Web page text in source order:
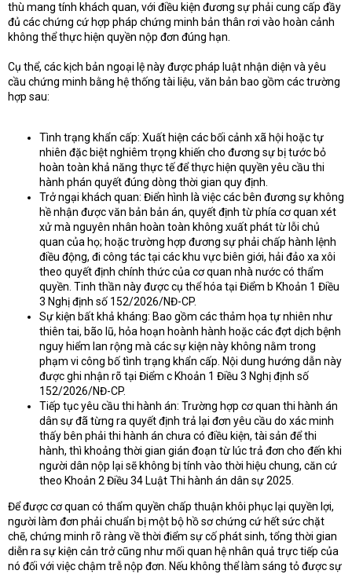
thù mang tính khách quan, với điều kiện đương sự phải cung cấp đầy
đủ các chứng cứ hợp pháp chứng minh bản thân rơi vào hoàn cảnh
không thể thực hiện quyền nộp đơn đúng hạn.
Cụ thể, các kịch bản ngoại lệ này được pháp luật nhận diện và yêu
cầu chứng minh bằng hệ thống tài liệu, văn bản bao gồm các trường
hợp sau:
Tình trạng khẩn cấp: Xuất hiện các bối cảnh xã hội hoặc tự
nhiên đặc biệt nghiêm trọng khiến cho đương sự bị tước bỏ
hoàn toàn khả năng thực tế để thực hiện quyền yêu cầu thi
hành phán quyết đúng dòng thời gian quy định.
Trở ngại khách quan: Điển hình là việc các bên đương sự không
hề nhận được văn bản bản án, quyết định từ phía cơ quan xét
xử mà nguyên nhân hoàn toàn không xuất phát từ lỗi chủ
quan của họ; hoặc trường hợp đương sự phải chấp hành lệnh
điều động, đi công tác tại các khu vực biên giới, hải đảo xa xôi
theo quyết định chính thức của cơ quan nhà nước có thẩm
quyền. Tinh thần này được cụ thể hóa tại Điểm b Khoản 1 Điều
3 Nghị định số 152/2026/NĐ-CP.
Sự kiện bất khả kháng: Bao gồm các thảm họa tự nhiên như
thiên tai, bão lũ, hỏa hoạn hoành hành hoặc các đợt dịch bệnh
nguy hiểm lan rộng mà các sự kiện này không nằm trong
phạm vi công bố tình trạng khẩn cấp. Nội dung hướng dẫn này
được ghi nhận rõ tại Điểm c Khoản 1 Điều 3 Nghị định số
152/2026/NĐ-CP.
Tiếp tục yêu cầu thi hành án: Trường hợp cơ quan thi hành án
dân sự đã từng ra quyết định trả lại đơn yêu cầu do xác minh
thấy bên phải thi hành án chưa có điều kiện, tài sản để thi
hành, thì khoảng thời gian gián đoạn từ lúc trả đơn cho đến khi
người dân nộp lại sẽ không bị tính vào thời hiệu chung, căn cứ
theo Khoản 2 Điều 34 Luật Thi hành án dân sự 2025.
Để được cơ quan có thẩm quyền chấp thuận khôi phục lại quyền lợi,
người làm đơn phải chuẩn bị một bộ hồ sơ chứng cứ hết sức chặt
chẽ, chứng minh rõ ràng về thời điểm sự cố phát sinh, tổng thời gian
diễn ra sự kiện cản trở cũng như mối quan hệ nhân quả trực tiếp của
nó đối với việc chậm trễ nộp đơn. Nếu không thể làm sáng tỏ được sự